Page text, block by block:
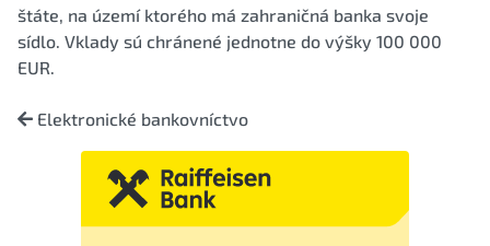
štáte, na území ktorého má zahraničná banka svoje
sídlo. Vklady sú chránené jednotne do výšky 100 000
EUR.
Elektronické bankovníctvo